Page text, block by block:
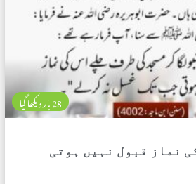
28 بار دیکھا گیا
نماز قبول نہیں ہوتی